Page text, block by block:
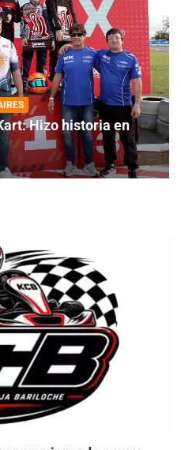
Hizo historia en